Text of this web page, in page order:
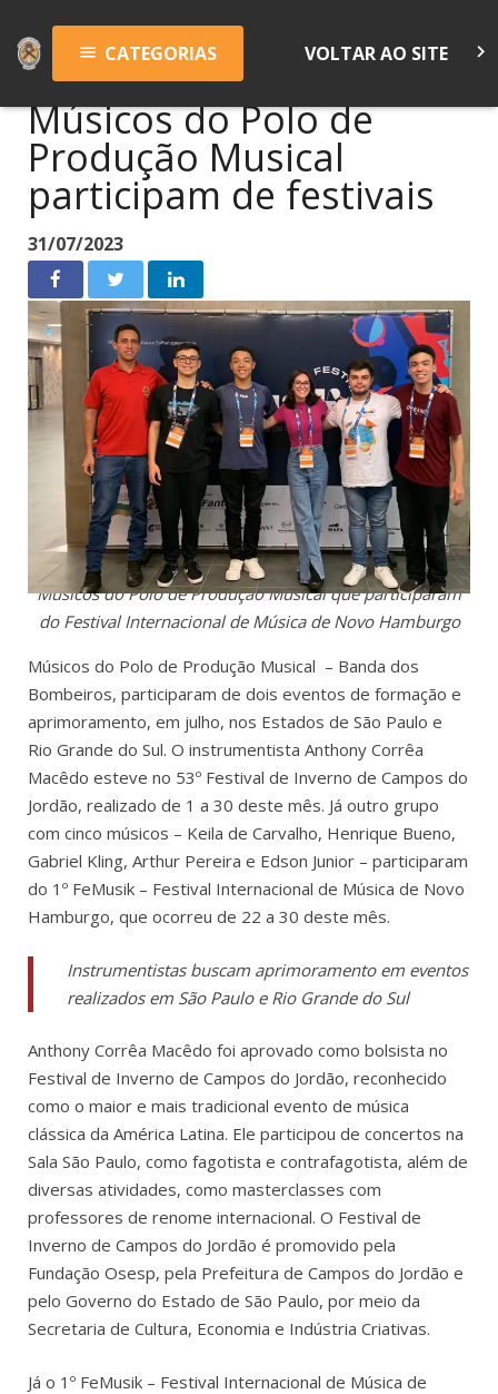
menu CATEGORIAS VOLTAR AO SITE keyboard_arrow_right
Músicos do Polo de
Produção Musical
participam de festivais
31/07/2023
Músicos do Polo de Produção Musical que participaram
do Festival Internacional de Música de Novo Hamburgo
Músicos do Polo de Produção Musical – Banda dos
Bombeiros, participaram de dois eventos de formação e
aprimoramento, em julho, nos Estados de São Paulo e
Rio Grande do Sul. O instrumentista Anthony Corrêa
Macêdo esteve no 53º Festival de Inverno de Campos do
Jordão, realizado de 1 a 30 deste mês. Já outro grupo
com cinco músicos – Keila de Carvalho, Henrique Bueno,
Gabriel Kling, Arthur Pereira e Edson Junior – participaram
do 1º FeMusik – Festival Internacional de Música de Novo
Hamburgo, que ocorreu de 22 a 30 deste mês.
Instrumentistas buscam aprimoramento em eventos
realizados em São Paulo e Rio Grande do Sul
Anthony Corrêa Macêdo foi aprovado como bolsista no
Festival de Inverno de Campos do Jordão, reconhecido
como o maior e mais tradicional evento de música
clássica da América Latina. Ele participou de concertos na
Sala São Paulo, como fagotista e contrafagotista, além de
diversas atividades, como masterclasses com
professores de renome internacional. O Festival de
Inverno de Campos do Jordão é promovido pela
Fundação Osesp, pela Prefeitura de Campos do Jordão e
pelo Governo do Estado de São Paulo, por meio da
Secretaria de Cultura, Economia e Indústria Criativas.
Já o 1º FeMusik – Festival Internacional de Música de